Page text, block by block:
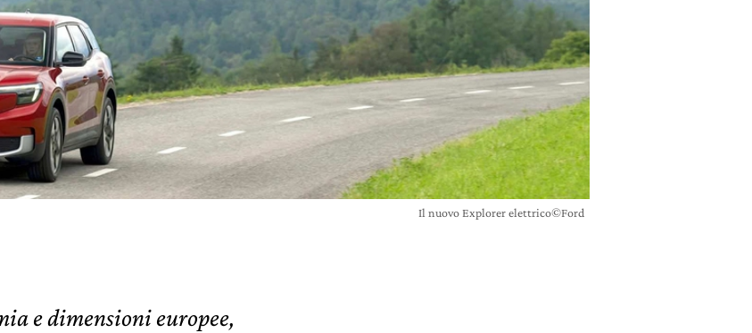
Il nuovo Explorer elettrico©Ford
e dimensioni europee,